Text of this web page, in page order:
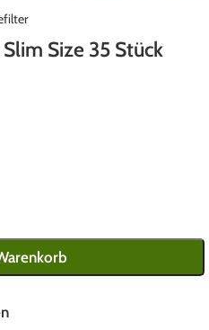
Size 35 Stück